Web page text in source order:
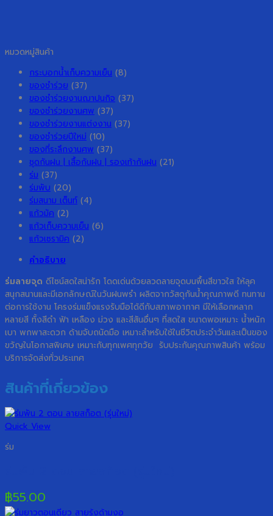
หมวดหมู่สินค้า
กระบอกน้ำเก็บความเย็น (8)
ของชำร่วย (37)
ของชำร่วยงานฌาปนกิจ (37)
ของชำร่วยงานศพ (37)
ของชำร่วยงานแต่งงาน (37)
ของชำร่วยปีใหม่ (10)
ของที่ระลึกงานศพ (37)
ชุดกันฝน | เสื้อกันฝน | รองเท้ากันฝน (21)
ร่ม (37)
ร่มพับ (20)
ร่มสนาม เต็นท์ (4)
แก้วมัค (2)
แก้วเก็บความเย็น (6)
แก้วเซรามิค (2)
คำอธิบาย
ร่มลายจุด ดีไซน์สดใสน่ารัก โดดเด่นด้วยลวดลายจุดบนพื้นสีขาวใส ให้ลุค
สนุกสนานและมีเอกลักษณ์ในวันฝนพรำ ผลิตจากวัสดุกันน้ำคุณภาพดี ทนทาน
ต่อการใช้งาน โครงร่มแข็งแรงรับมือได้ดีกับสภาพอากาศ มีให้เลือกหลาก
หลายสี ทั้งสีดำ ฟ้า เหลือง ม่วง และสีสันอื่นๆ ที่สดใส ขนาดพอเหมาะ น้ำหนัก
เบา พกพาสะดวก ด้ามจับถนัดมือ เหมาะสำหรับใช้ในชีวิตประจำวันและเป็นของ
ขวัญในโอกาสพิเศษ เหมาะกับทุกเพศทุกวัย รับประกันคุณภาพสินค้า พร้อม
บริการจัดส่งทั่วประเทศ
สินค้าที่เกี่ยวข้อง
Quick View
ร่ม
฿55.00